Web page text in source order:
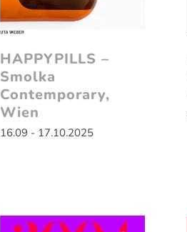
HAPPYPILLS –
Smolka
Contemporary,
Wien
16.09 - 17.10.2025